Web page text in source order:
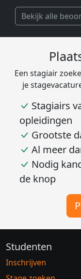
Bekijk alle
Een stagiair
je
Stagiairs
opleidingen
Grootste
Al meer
Nodig
de knop
Studenten
Inschrijven